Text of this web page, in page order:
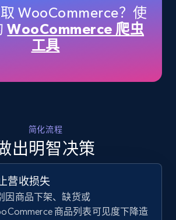
Brand, Description, Initial
Availability, Reviews count, and
Brand, Description, Initial
Availability, Reviews count, and
5.7K+ 立即开始
WooCommerce？使
WooCommerce 爬虫
工具
简化流程
出明智决策
营收损失
因商品下架、缺货或
商品列表可见度下降造